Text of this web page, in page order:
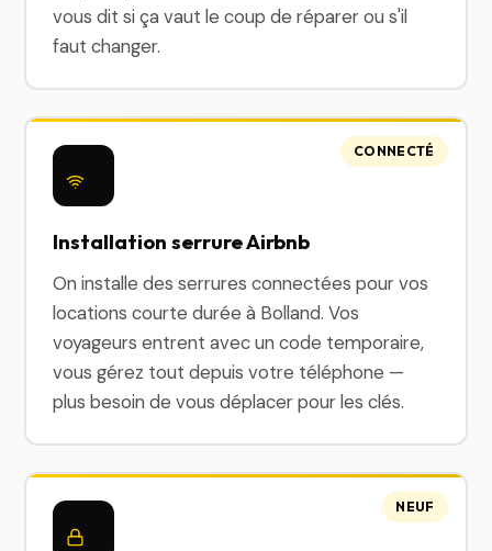
vous dit si ça vaut le coup de réparer ou s'il
faut changer.
Installation serrure Airbnb
On installe des serrures connectées pour vos
locations courte durée à Bolland. Vos
voyageurs entrent avec un code temporaire,
vous gérez tout depuis votre téléphone —
plus besoin de vous déplacer pour les clés.
CONNECTÉ
NEUF